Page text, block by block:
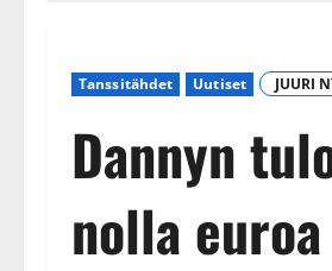
Tanssitähdet Uutiset JUURI
Dannyn
nolla euroa